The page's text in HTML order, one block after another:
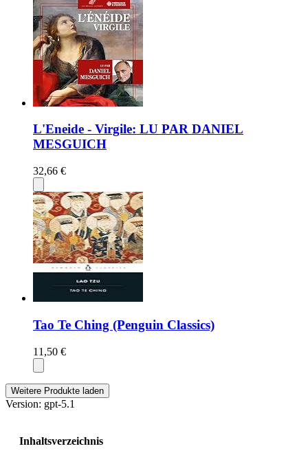
L'Eneide - Virgile: LU PAR DANIEL
MESGUICH
32,66 €
Tao Te Ching (Penguin Classics)
11,50 €
Weitere Produkte laden
Version: gpt-5.1
Inhaltsverzeichnis